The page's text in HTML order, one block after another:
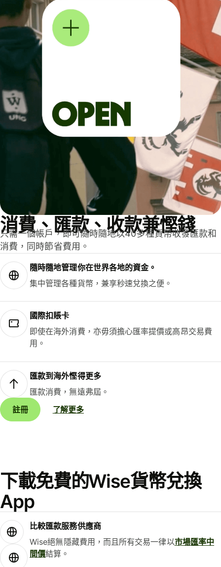
消費、匯款、收款兼慳錢
只需一個帳戶，即可隨時隨地以40多種貨幣收發匯款和
消費，同時節省費用。
隨時隨地管理你在世界各地的資金。
集中管理各種貨幣，兼享秒速兌換之便。
國際扣賬卡
即使在海外消費，亦毋須擔心匯率提價或高昂交易費
用。
匯款到海外慳得更多
匯款消費，無遠弗屆。
註冊
了解更多
下載免費的Wise貨幣兌換
App
比較匯款服務供應商
Wise絕無隱藏費用，而且所有交易一律以市場匯率中
間價結算。